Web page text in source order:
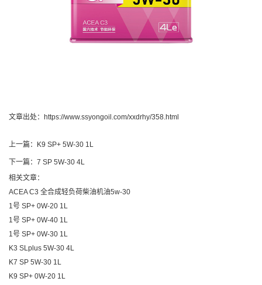
文章出处：https://www.ssyongoil.com/xxdrhy/358.html
上一篇：K9 SP+ 5W-30 1L
下一篇：7 SP 5W-30 4L
相关文章：
ACEA C3 全合成轻负荷柴油机油5w-30
1号 SP+ 0W-20 1L
1号 SP+ 0W-40 1L
1号 SP+ 0W-30 1L
K3 SLplus 5W-30 4L
K7 SP 5W-30 1L
K9 SP+ 0W-20 1L